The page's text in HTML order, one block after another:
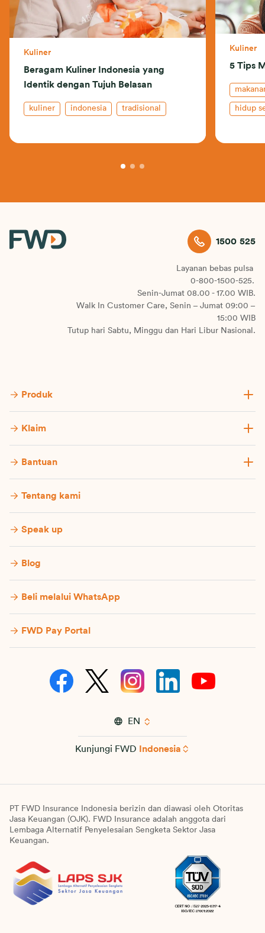
Kuliner
Beragam Kuliner Indonesia yang
Identik dengan Tujuh Belasan
kuliner indonesia tradisional
Kuliner
5 Tips
hidup
1500 525
Layanan bebas pulsa
0-800-1500-525.
Senin-Jumat 08.00 - 17.00 WIB.
Walk In Customer Care, Senin – Jumat 09:00 –
15:00 WIB
Tutup hari Sabtu, Minggu dan Hari Libur Nasional.
Produk
Klaim
Bantuan
Tentang kami
Speak up
Blog
Beli melalui WhatsApp
FWD Pay Portal
EN
Kunjungi FWD Indonesia
PT FWD Insurance Indonesia berizin dan diawasi oleh Otoritas
Jasa Keuangan (OJK). FWD Insurance adalah anggota dari
Lembaga Alternatif Penyelesaian Sengketa Sektor Jasa
Keuangan.